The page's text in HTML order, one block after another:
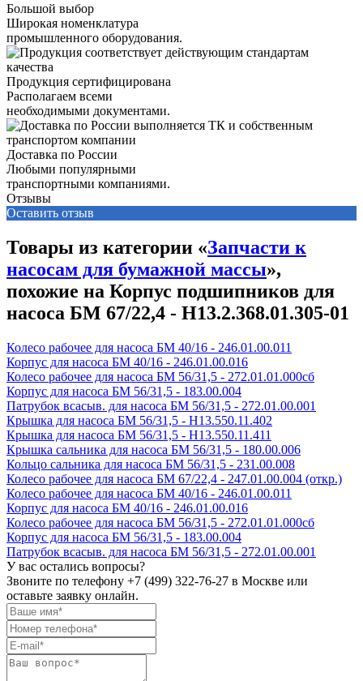
Большой выбор
Широкая номенклатура
промышленного оборудования.
Продукция сертифицирована
Располагаем всеми
необходимыми документами.
Доставка по России
Любыми популярными
транспортными компаниями.
Отзывы
Оставить отзыв
Товары из категории «Запчасти к
насосам для бумажной массы»,
похожие на Корпус подшипников для
насоса БМ 67/22,4 - Н13.2.368.01.305-01
Колесо рабочее для насоса БМ 40/16 - 246.01.00.011
Корпус для насоса БМ 40/16 - 246.01.00.016
Колесо рабочее для насоса БМ 56/31,5 - 272.01.01.000сб
Корпус для насоса БМ 56/31,5 - 183.00.004
Патрубок всасыв. для насоса БМ 56/31,5 - 272.01.00.001
Крышка для насоса БМ 56/31,5 - Н13.550.11.402
Крышка для насоса БМ 56/31,5 - Н13.550.11.411
Крышка сальника для насоса БМ 56/31,5 - 180.00.006
Кольцо сальника для насоса БМ 56/31,5 - 231.00.008
Колесо рабочее для насоса БМ 67/22,4 - 247.01.00.004 (откр.)
Колесо рабочее для насоса БМ 40/16 - 246.01.00.011
Корпус для насоса БМ 40/16 - 246.01.00.016
Колесо рабочее для насоса БМ 56/31,5 - 272.01.01.000сб
Корпус для насоса БМ 56/31,5 - 183.00.004
Патрубок всасыв. для насоса БМ 56/31,5 - 272.01.00.001
У вас остались вопросы?
Звоните по телефону +7 (499) 322-76-27 в Москве или
оставьте заявку онлайн.